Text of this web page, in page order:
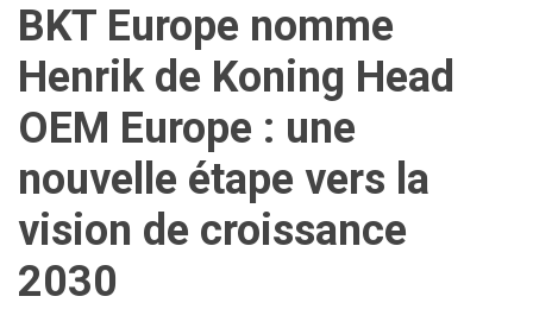
BKT Europe nomme
Henrik de Koning Head
OEM Europe : une
nouvelle étape vers la
vision de croissance
2030